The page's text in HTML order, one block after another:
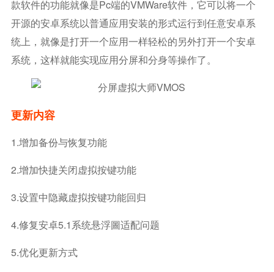
款软件的功能就像是pc端的VMWare软件，它可以将一个
开源的安卓系统以普通应用安装的形式运行到任意安卓系
统上，就像是打开一个应用一样轻松的另外打开一个安卓
系统，这样就能实现应用分屏和分身等操作了。
更新内容
1.增加备份与恢复功能
2.增加快捷关闭虚拟按键功能
3.设置中隐藏虚拟按键功能回归
4.修复安卓5.1系统悬浮圖适配问题
5.优化更新方式